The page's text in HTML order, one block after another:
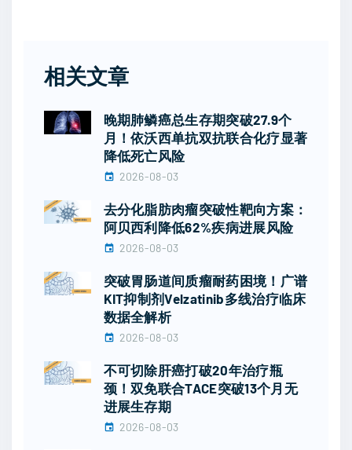
相关文章
晚期肺鳞癌总生存期突破27.9个
月！依沃西单抗双抗联合化疗显著
降低死亡风险
2026-08-03
去分化脂肪肉瘤突破性靶向方案：
阿贝西利降低62%疾病进展风险
2026-08-03
突破胃肠道间质瘤耐药困境！广谱
KIT抑制剂Velzatinib多线治疗临床
数据全解析
2026-08-03
不可切除肝癌打破20年治疗瓶
颈！双免联合TACE突破13个月无
进展生存期
2026-08-03